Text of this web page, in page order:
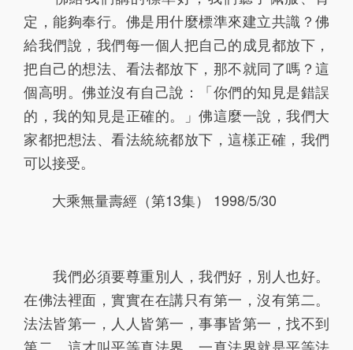
248 249 1
定，能夠奉行。佛是用什麼標準來建立共識？佛
給我們說，我們每一個人把自己的成見都放下，
把自己的想法、看法都放下，那不就同了嗎？這
個高明。佛並沒有自己說：「你們的知見是錯誤
的，我的知見是正確的。」佛這麼一說，我們大
家都把想法、看法統統都放下，這樣正確，我們
可以接受。
大乘無量壽經（第13集） 1998/5/30
我們必須要尊重別人，我們好，別人也好。
在佛法裡面，實實在在講只有第一，沒有第二。
法法皆第一，人人皆第一，事事皆第一，找不到